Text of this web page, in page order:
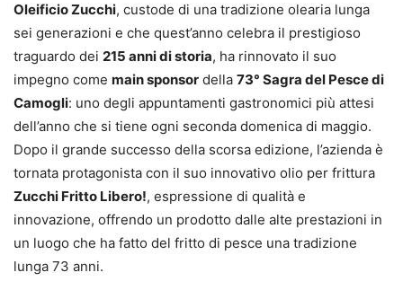
Oleificio Zucchi, custode di una tradizione olearia lunga
sei generazioni e che quest’anno celebra il prestigioso
traguardo dei 215 anni di storia, ha rinnovato il suo
impegno come main sponsor della 73° Sagra del Pesce di
Camogli: uno degli appuntamenti gastronomici più attesi
dell’anno che si tiene ogni seconda domenica di maggio.
Dopo il grande successo della scorsa edizione, l’azienda è
tornata protagonista con il suo innovativo olio per frittura
Zucchi Fritto Libero!, espressione di qualità e
innovazione, offrendo un prodotto dalle alte prestazioni in
un luogo che ha fatto del fritto di pesce una tradizione
lunga 73 anni.